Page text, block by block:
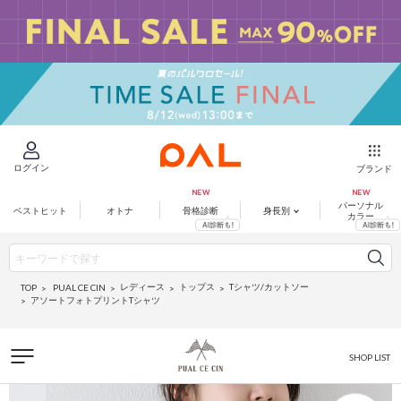
ログイン ブランド
ベストヒット オトナ 骨格診断 身長別
パーソナル
カラー
TOP PUAL CE CIN レディース トップス
Tシャツ/カットソー
アソートフォトプリントTシャツ
SHOP LIST